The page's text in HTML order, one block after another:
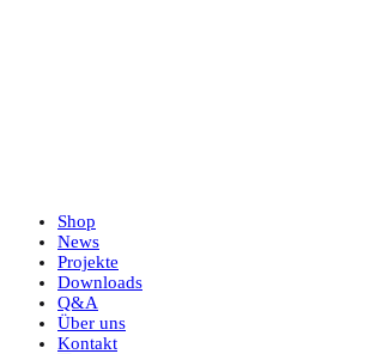
Shop
News
Projekte
Downloads
Q&A
Über uns
Kontakt